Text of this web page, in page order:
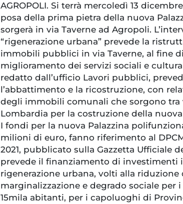
AGROPOLI. Si terrà mercoledì 13 dicembre
posa della prima pietra della nuova
sorgerà in via Taverne ad Agropoli.
“rigenerazione urbana” prevede la
immobili pubblici in via Taverne, al fine
miglioramento dei servizi sociali e
redatto dall’ufficio Lavori pubblici,
l’abbattimento e la ricostruzione, con
degli immobili comunali che sorgono tra
Lombardia per la costruzione della
I fondi per la nuova Palazzina
milioni di euro, fanno riferimento al
2021, pubblicato sulla Gazzetta Ufficiale
prevede il finanziamento di investimenti
rigenerazione urbana, volti alla
marginalizzazione e degrado sociale per
15mila abitanti, per i capoluoghi di